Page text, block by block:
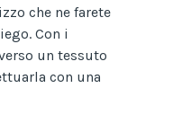
che ne farete
Con i
un tessuto
con una